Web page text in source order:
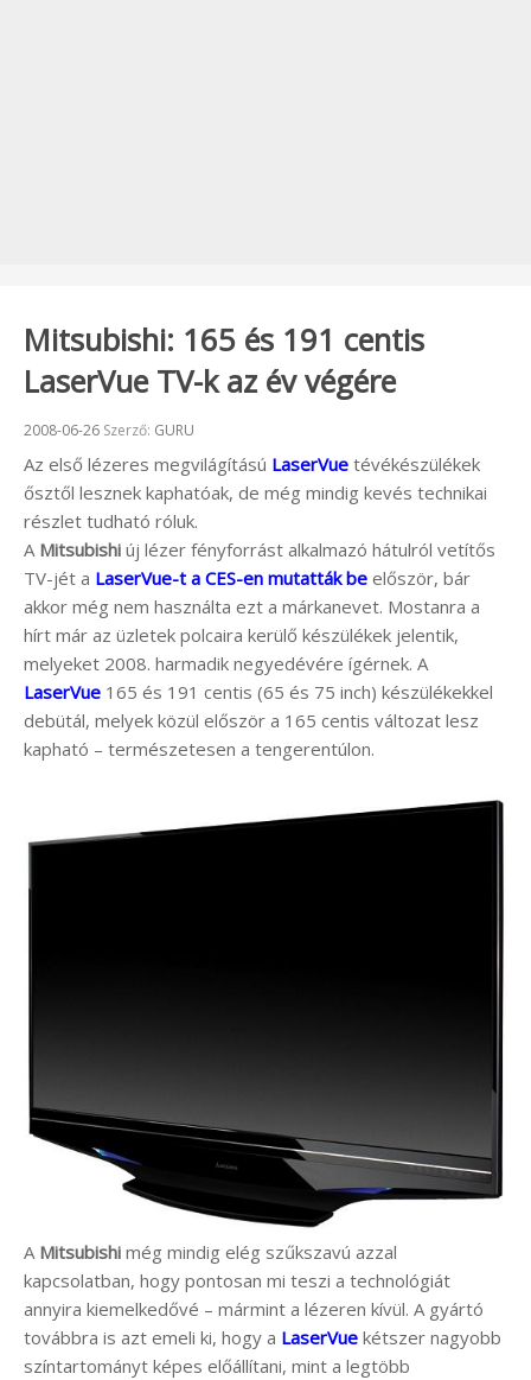
Mitsubishi: 165 és 191 centis
LaserVue TV-k az év végére
Beküldve:
2008-06-26 Szerző: GURU
Az első lézeres megvilágítású LaserVue tévékészülékek
ősztől lesznek kaphatóak, de még mindig kevés technikai
részlet tudható róluk.
A Mitsubishi új lézer fényforrást alkalmazó hátulról vetítős
TV-jét a LaserVue-t a CES-en mutatták be először, bár
akkor még nem használta ezt a márkanevet. Mostanra a
hírt már az üzletek polcaira kerülő készülékek jelentik,
melyeket 2008. harmadik negyedévére ígérnek. A
LaserVue 165 és 191 centis (65 és 75 inch) készülékekkel
debütál, melyek közül először a 165 centis változat lesz
kapható – természetesen a tengerentúlon.
A Mitsubishi még mindig elég szűkszavú azzal
kapcsolatban, hogy pontosan mi teszi a technológiát
annyira kiemelkedővé – mármint a lézeren kívül. A gyártó
továbbra is azt emeli ki, hogy a LaserVue kétszer nagyobb
színtartományt képes előállítani, mint a legtöbb